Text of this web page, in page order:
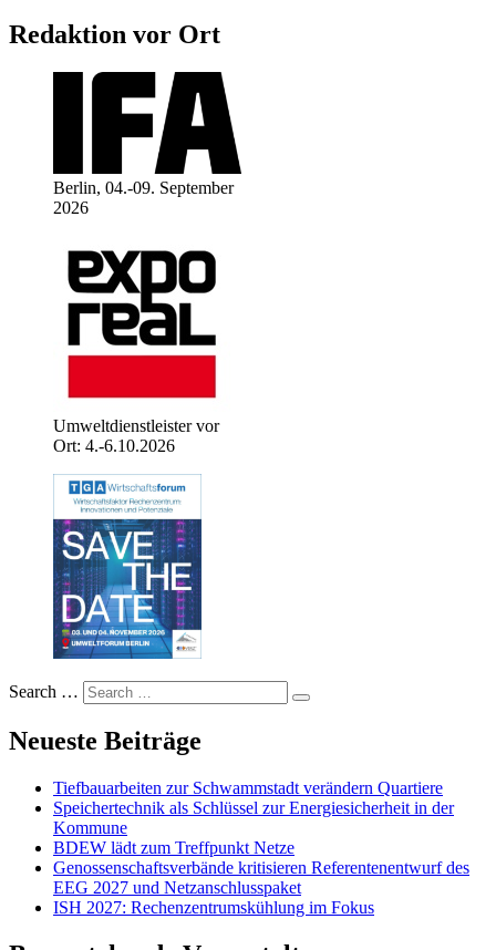
Redaktion vor Ort
Berlin, 04.-09. September
2026
Umweltdienstleister vor
Ort: 4.-6.10.2026
Search …
Neueste Beiträge
Tiefbauarbeiten zur Schwammstadt verändern Quartiere
Speichertechnik als Schlüssel zur Energiesicherheit in der
Kommune
BDEW lädt zum Treffpunkt Netze
Genossenschaftsverbände kritisieren Referentenentwurf des
EEG 2027 und Netzanschlusspaket
ISH 2027: Rechenzentrumskühlung im Fokus